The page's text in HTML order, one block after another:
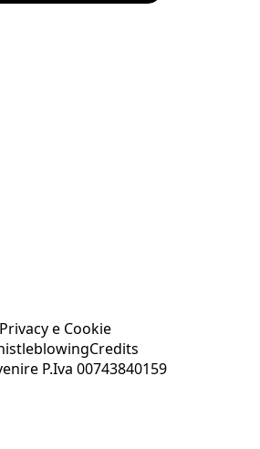
Privacy e Cookie
Credits
P.Iva 00743840159